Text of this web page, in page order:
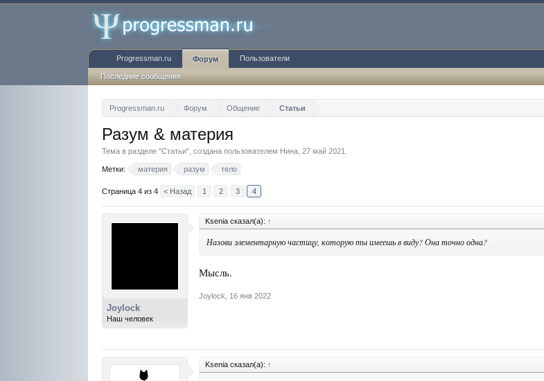
Progressman.ru Форум Общение Статьи
Разум & материя
Тема в разделе "Статьи", создана пользователем Нина 27 май 2021
Метки: материя разум тело
Страница 4 из 4 < Назад 1 2 3 4
Joylock
Наш человек
Ksenia сказал(а): ↑
Назови элементарную частицу, которую ты имеешь в виду? Она точно одна?
Мысль.
Joylock 16 янв 2022
Ksenia сказал(а): ↑
Progressman.ru Форум
Последние сообщения
Пользователи